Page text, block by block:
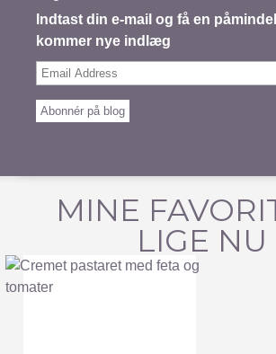
Indtast din e-mail og få en
kommer nye indlæg
Email
Abonnér på blog
MINE
LIGE NU